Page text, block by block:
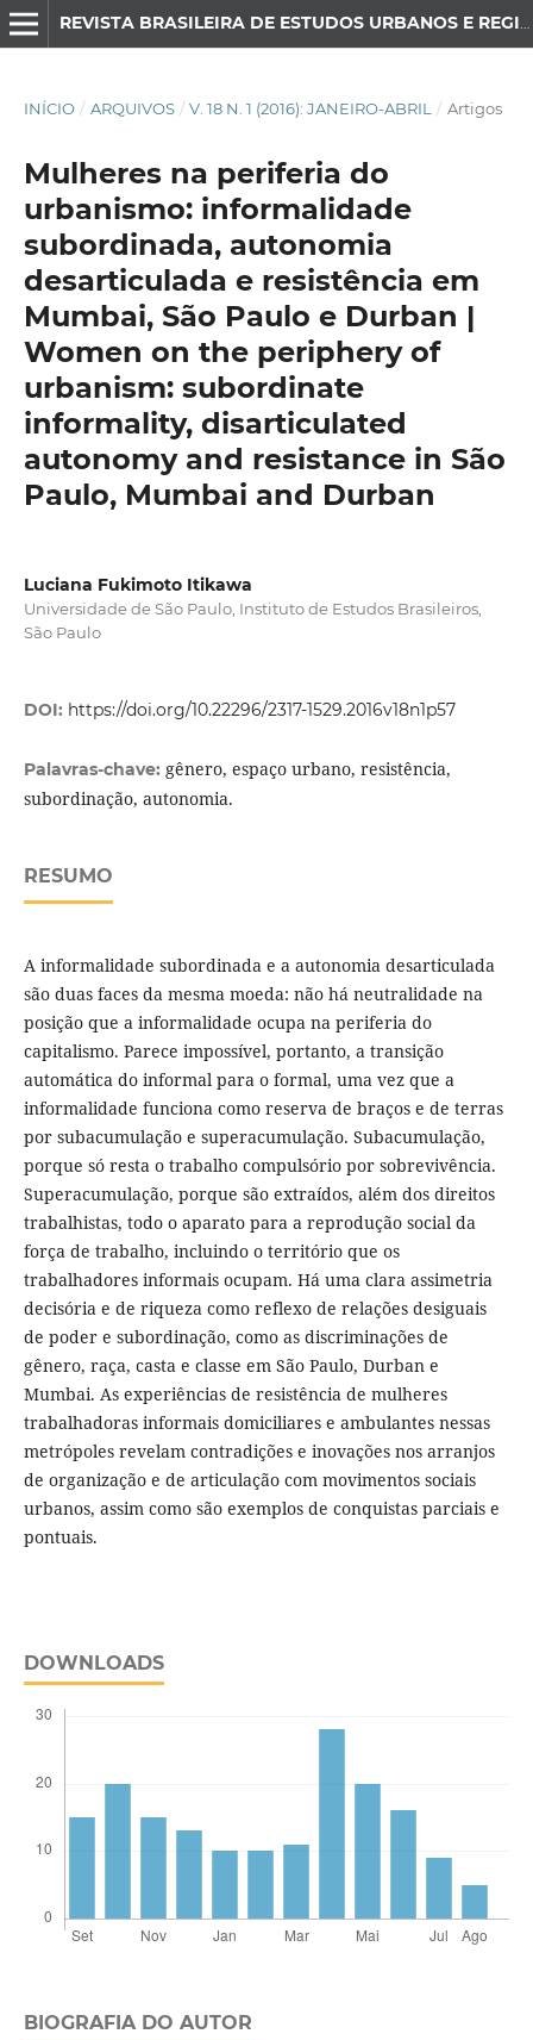
INÍCIO / ARQUIVOS / V. 18 N. 1 (2016): JANEIRO-ABRIL / Artigos
Mulheres na periferia do
urbanismo: informalidade
subordinada, autonomia
desarticulada e resistência em
Mumbai, São Paulo e Durban |
Women on the periphery of
urbanism: subordinate
informality, disarticulated
autonomy and resistance in São
Paulo, Mumbai and Durban
Luciana Fukimoto Itikawa
Universidade de São Paulo, Instituto de Estudos Brasileiros,
São Paulo
DOI: https://doi.org/10.22296/2317-1529.2016v18n1p57
Palavras-chave: gênero, espaço urbano, resistência,
subordinação, autonomia.
RESUMO
A informalidade subordinada e a autonomia desarticulada
são duas faces da mesma moeda: não há neutralidade na
posição que a informalidade ocupa na periferia do
capitalismo. Parece impossível, portanto, a transição
automática do informal para o formal, uma vez que a
informalidade funciona como reserva de braços e de terras
por subacumulação e superacumulação. Subacumulação,
porque só resta o trabalho compulsório por sobrevivência.
Superacumulação, porque são extraídos, além dos direitos
trabalhistas, todo o aparato para a reprodução social da
força de trabalho, incluindo o território que os
trabalhadores informais ocupam. Há uma clara assimetria
decisória e de riqueza como reflexo de relações desiguais
de poder e subordinação, como as discriminações de
gênero, raça, casta e classe em São Paulo, Durban e
Mumbai. As experiências de resistência de mulheres
trabalhadoras informais domiciliares e ambulantes nessas
metrópoles revelam contradições e inovações nos arranjos
de organização e de articulação com movimentos sociais
urbanos, assim como são exemplos de conquistas parciais e
pontuais.
DOWNLOADS
BIOGRAFIA DO AUTOR